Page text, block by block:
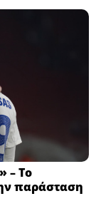
– Το
παράσταση